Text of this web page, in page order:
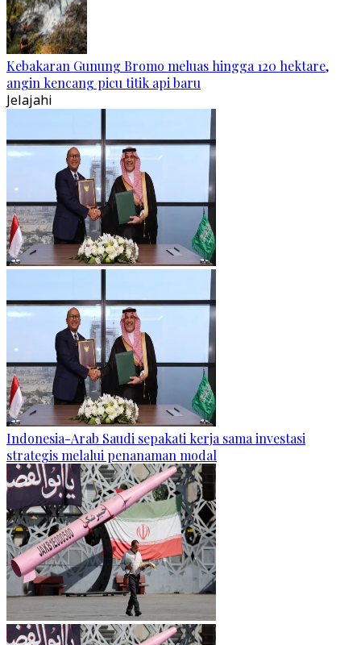
Kebakaran Gunung Bromo meluas hingga 120 hektare,
angin kencang picu titik api baru
Jelajahi
Indonesia-Arab Saudi sepakati kerja sama investasi
strategis melalui penanaman modal